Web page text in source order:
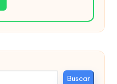
Buscar